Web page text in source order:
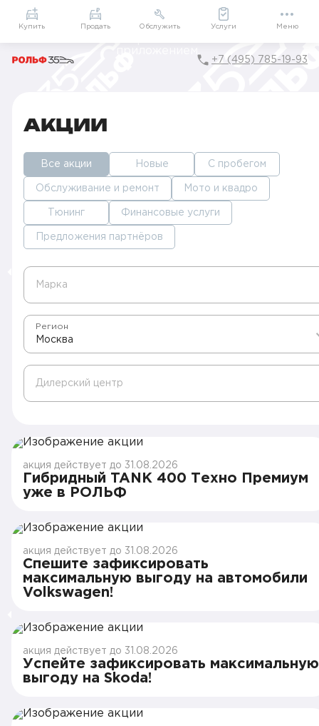
Приложение
Мой РОЛЬФ
Подарки внутри
+7 (495) 785-19-93
АКЦИИ
Все акции Новые С пробегом
Обслуживание и ремонт Мото и квадро
Тюнинг Финансовые услуги
Предложения партнёров
Марка
Москва
Регион
Дилерский центр
акция действует до 31.08.2026
Гибридный TANK 400 Техно Премиум
уже в РОЛЬФ
акция действует до 31.08.2026
Спешите зафиксировать
максимальную выгоду на автомобили
Volkswagen!
акция действует до 31.08.2026
Успейте зафиксировать максимальную
выгоду на Skoda!
Купить Продать Обслужить Услуги Меню